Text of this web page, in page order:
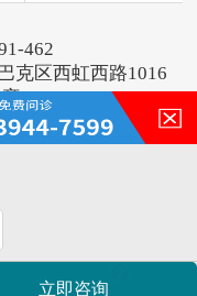
462
克区西虹西路1016
」
皮肤病医院
号-2
为诊断及医疗依
嘱。如有转载或引
我们联系。
立即咨询